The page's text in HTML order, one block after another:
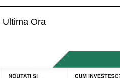
Ultima Ora